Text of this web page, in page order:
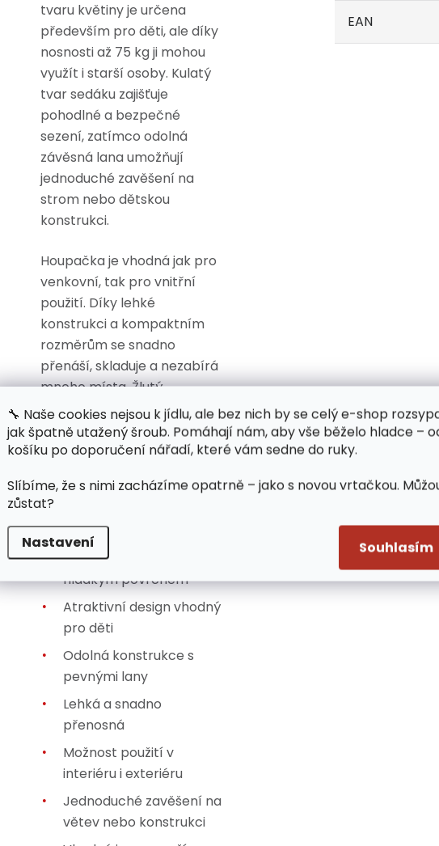
🔧 Naše cookies nejsou k jídlu, ale bez nich by se celý e-shop
jak špatně utažený šroub. Pomáhají nám, aby vše běželo hladce –
košíku po doporučení nářadí, které vám sedne do ruky.
Slíbíme, že s nimi zacházíme opatrně – jako s novou vrtačkou.
zůstat?
Nastavení Souhlasím
tvaru květiny je určena
především pro děti, ale díky
nosnosti až 75 kg ji mohou
využít i starší osoby. Kulatý
tvar sedáku zajišťuje
pohodlné a bezpečné
sezení, zatímco odolná
závěsná lana umožňují
jednoduché zavěšení na
strom nebo dětskou
konstrukci.
Houpačka je vhodná jak pro
venkovní, tak pro vnitřní
použití. Díky lehké
konstrukci a kompaktním
rozměrům se snadno
přenáší, skladuje a nezabírá
mnoho místa. Žlutý
květinový motiv navíc
zaujme každé dítě a
promění běžnou zahradu v
Vlastnosti:
Sedák ve tvaru květiny s
hladkým povrchem
Atraktivní design vhodný
pro děti
Odolná konstrukce s
pevnými lany
Lehká a snadno
přenosná
Možnost použití v
interiéru i exteriéru
Jednoduché zavěšení na
větev nebo konstrukci
EAN